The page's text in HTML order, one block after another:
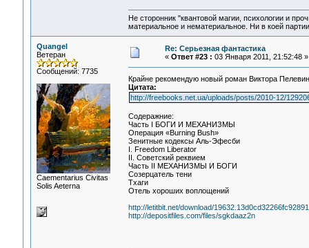
Не сторонник "квантовой магии, психологии и
материальное и нематериальное. Ни в коей
Quangel
Ветеран
Сообщений: 7735
Сaementarius Civitas
Solis Aeterna
Re: Серьезная фантастика
« Ответ #23 : 03 Января 2011, 21:52:48 »
Крайне рекомендую новый роман Виктора
Цитата:
http://freebooks.net.ua/uploads/posts/2010-12/
Содеражние:
Часть I БОГИ И МЕХАНИЗМЫ
Операция «Burning Вush»
Зенитные кодексы Аль-Эфесби
I. Freedom Liberator
II. Советский реквием
Часть II МЕХАНИЗМЫ И БОГИ
Созерцатель тени
Тхаги
Отель хороших воплощений
http://letitbit.net/download/
http://depositfiles.com/files/sgkdaaz2n